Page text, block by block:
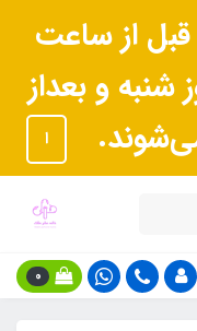
از ساعت
و بعداز
ا
0